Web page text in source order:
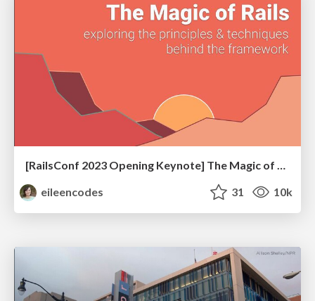
[RailsConf 2023 Opening Keynote] The Magic of Rails
eileencodes
31 10k